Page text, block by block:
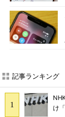
記事ランキング
け